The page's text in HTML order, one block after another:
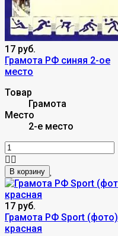
17 руб.
Грамота РФ синяя 2-ое
место
Товар
Грамота
Место
2-е место
В корзину
17 руб.
Грамота РФ Sport (фото)
красная